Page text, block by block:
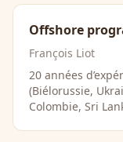
Offshore
François Liot
20 années
(Biélorussie,
Colombie, Sri